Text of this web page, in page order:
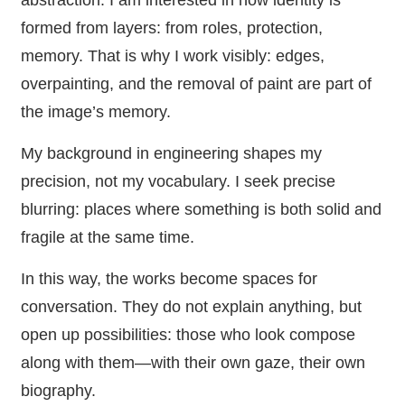
formed from layers: from roles, protection,
memory. That is why I work visibly: edges,
overpainting, and the removal of paint are part of
the image’s memory.
My background in engineering shapes my
precision, not my vocabulary. I seek precise
blurring: places where something is both solid and
fragile at the same time.
In this way, the works become spaces for
conversation. They do not explain anything, but
open up possibilities: those who look compose
along with them—with their own gaze, their own
biography.